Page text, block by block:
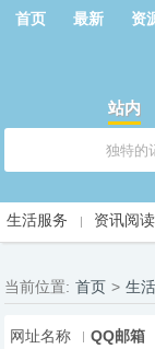
首页 最新 资
站内
生活服务
资讯阅读
当前位置: 首页 > 生
网址名称
QQ邮箱